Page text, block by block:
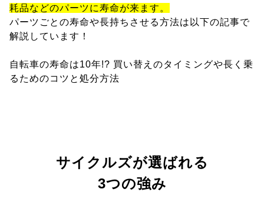
耗品などのパーツに寿命が来ます。
パーツごとの寿命や長持ちさせる方法は以下の記事で
解説しています！
自転車の寿命は10年!? 買い替えのタイミングや長く乗
るためのコツと処分方法
サイクルズが選ばれる
3つの強み